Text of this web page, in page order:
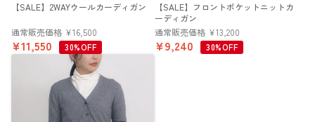
【SALE】2WAYウールカーディガン
通常販売価格 ¥16,500
¥11,550 30%OFF
【SALE】フロントポケットニットカ
ーディガン
通常販売価格 ¥13,200
¥9,240 30%OFF